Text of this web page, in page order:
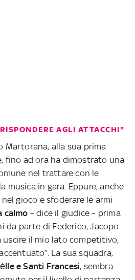
AGLI ATTACCHI"
Martorana, alla sua prima
fino ad ora ha dimostrato una
nel trattare con le
musica in gara. Eppure, anche
gioco e sfoderare le armi
calmo – dice il giudice – prima
da parte di Federico, Jacopo
uscire il mio lato competitivo,
La sua squadra,
e Santi Francesi, sembra